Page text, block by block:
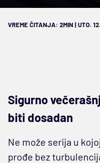
VREME ČITANJA: 2MIN | UTO.
Sigurno
biti dosadan
Ne može serija u
prođe bez